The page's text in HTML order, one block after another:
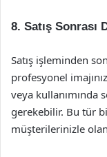
8. Satış Sonrası
Satış işleminden
profesyonel
veya kullanımında
gerekebilir. Bu tür
müşterilerinizle